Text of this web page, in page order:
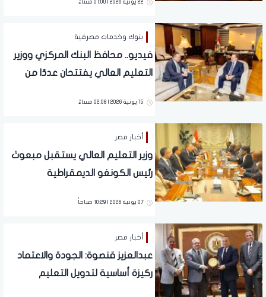
العالي
22 يونية 2026 | 01:00 مساءً
بنوك وخدمات مصرفية
فيديو.. محافظ البنك المركزي ووزير
التعليم العالي يفتتحان عددًا من
للأورام
15 يونية 2026 | 02:08 مساءً
أخبار مصر
وزير التعليم العالي يستقبل مبعوث
رئيس الكونغو الديمقراطية
للمنظمة الدولية للفرانكفونية
07 يونية 2026 | 10:29 صباحاً
أخبار مصر
عبدالعزيز قنصوة: الجودة والاعتماد
ركيزة أساسية لتدويل التعليم